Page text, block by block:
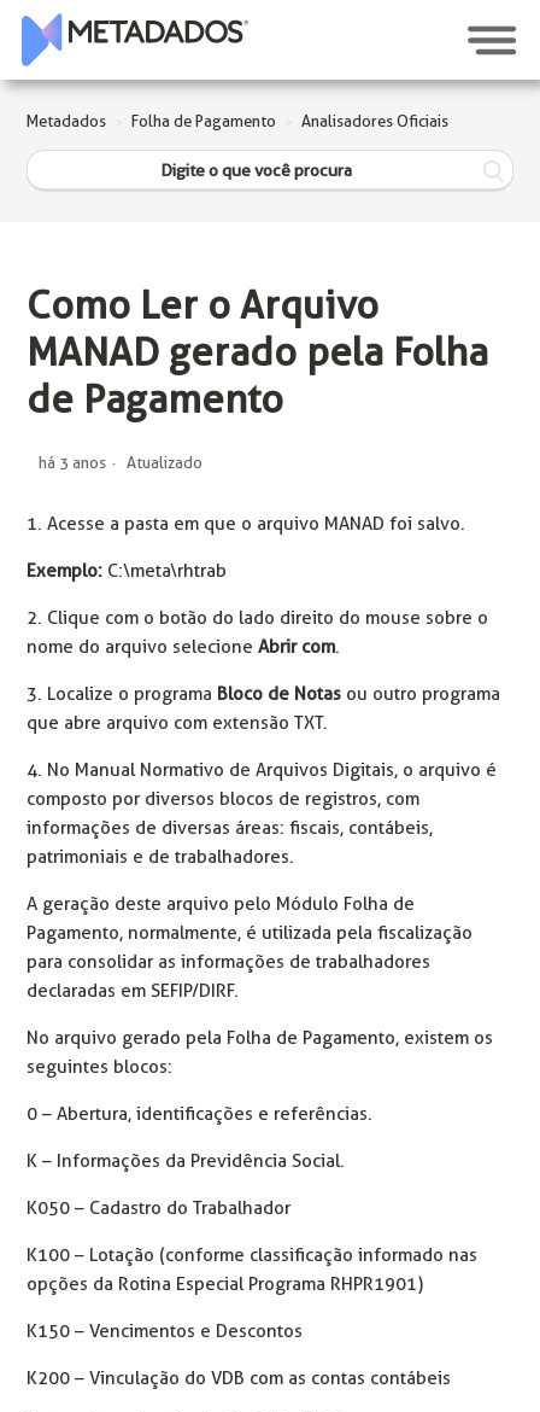
Metadados Folha de Pagamento Analisadores Oficiais
Como Ler o Arquivo
MANAD gerado pela Folha
de Pagamento
há 3 anos Atualizado
1. Acesse a pasta em que o arquivo MANAD foi salvo.
Exemplo: C:\meta\rhtrab
2. Clique com o botão do lado direito do mouse sobre o
nome do arquivo selecioneAbrir com.
3. Localize o programa Bloco de Notas ou outro programa
que abre arquivo com extensão TXT.
4. No Manual Normativo de Arquivos Digitais, o arquivo é
composto por diversos blocos de registros, com
informações de diversas áreas: fiscais, contábeis,
patrimoniais e de trabalhadores.
A geração deste arquivo pelo Módulo Folha de
Pagamento, normalmente, é utilizada pela fiscalização
para consolidar as informações de trabalhadores
declaradas em SEFIP/DIRF.
No arquivo gerado pela Folha de Pagamento, existem os
seguintes blocos:
0 – Abertura, identificações e referências.
K – Informações da Previdência Social.
K050 – Cadastro do Trabalhador
K100 – Lotação (conforme classificação informado nas
opções da Rotina Especial Programa RHPR1901)
K150 – Vencimentos e Descontos
K200 – Vinculação do VDB com as contas contábeis